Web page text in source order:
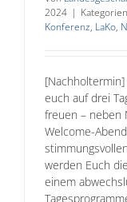
2024 |
Konferenz, LaKo,
euch auf drei
freuen – neben
Welcome-
werden Euch
einem